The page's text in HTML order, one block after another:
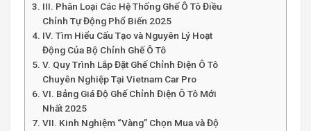
III. Phân Loại Các Hệ Thống Ghế Ô Tô Điều
Chỉnh Tự Động Phổ Biến 2025
IV. Tìm Hiểu Cấu Tạo và Nguyên Lý Hoạt
Động Của Bộ Chỉnh Ghế Ô Tô
V. Quy Trình Lắp Đặt Ghế Chỉnh Điện Ô Tô
Chuyên Nghiệp Tại Vietnam Car Pro
VI. Bảng Giá Độ Ghế Chỉnh Điện Ô Tô Mới
Nhất 2025
VII. Kinh Nghiệm “Vàng” Chọn Mua và Độ